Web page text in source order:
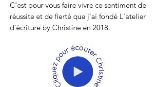
C'est pour vous faire vivre ce sentiment de
réussite et de fierté que j'ai fondé L'atelier
d'écriture by Christine en 2018.